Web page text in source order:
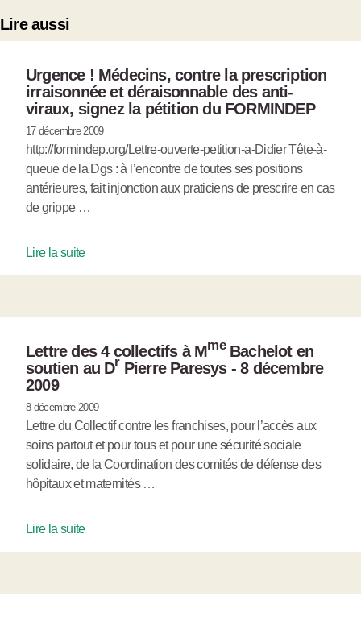
Lire aussi
Urgence ! Médecins, contre la prescription
irraisonnée et déraisonnable des anti-
viraux, signez la pétition du FORMINDEP
17 décembre 2009
http://formindep.org/Lettre-ouverte-petition-a-Didier Tête-à-
queue de la Dgs : à l’encontre de toutes ses positions
antérieures, fait injonction aux praticiens de prescrire en cas
de grippe …
Lire la suite
Lettre des 4 collectifs à MmeBachelot en
soutien au Dr Pierre Paresys - 8 décembre
2009
8 décembre 2009
Lettre du Collectif contre les franchises, pour l’accès aux
soins partout et pour tous et pour une sécurité sociale
solidaire, de la Coordination des comités de défense des
hôpitaux et maternités …
Lire la suite